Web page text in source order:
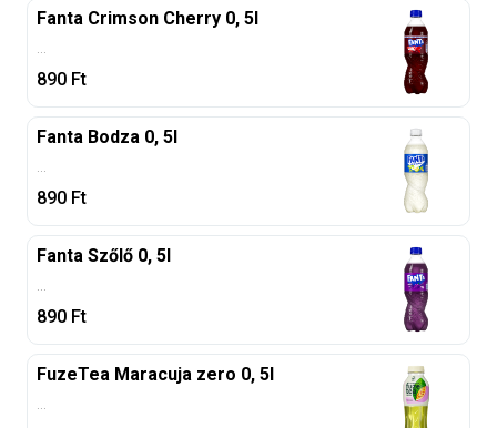
Fanta Crimson Cherry 0, 5l
...
890 Ft
Fanta Bodza 0, 5l
...
890 Ft
Fanta Szőlő 0, 5l
...
890 Ft
FuzeTea Maracuja zero 0, 5l
...